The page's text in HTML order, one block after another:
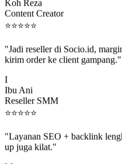
Content Creator
⭐⭐⭐⭐⭐
kirim order ke client gampang."
Ibu Ani
Reseller SMM
⭐⭐⭐⭐⭐
up juga kilat."